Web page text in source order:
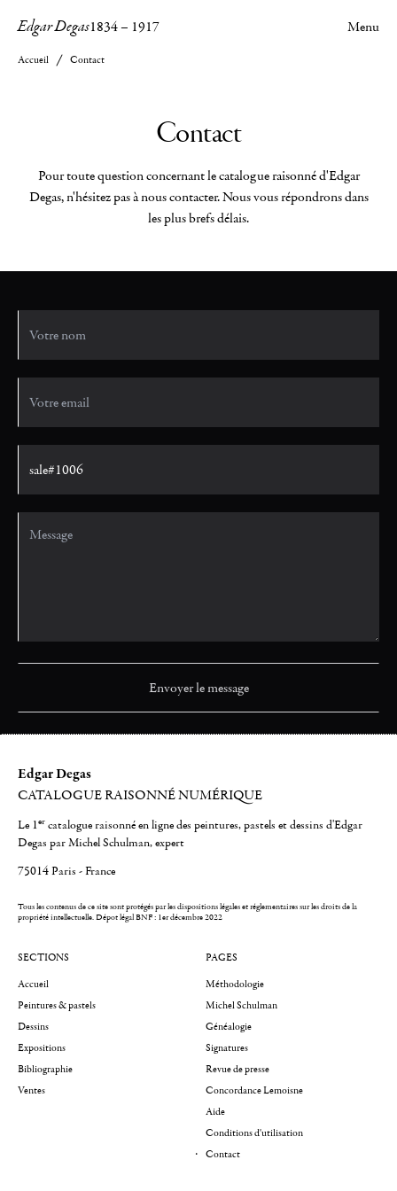
Edgar Degas1834– 1917 Menu
Accueil Contact
Contact
Pour toute question concernant le catalogue raisonné d'Edgar
Degas, n'hésitez pas à nous contacter. Nous vous répondrons dans
les plus brefs délais.
Edgar Degas
CATALOGUE RAISONNÉ NUMÉRIQUE
Le 1er catalogue raisonné en ligne des peintures, pastels et dessins d'Edgar
Degas par Michel Schulman, expert
75014 Paris - France
Tous les contenus de ce site sont protégés par les dispositions légales et réglementaires sur les droits de la
propriété intellectuelle.Dépot légal BNF : 1er décembre 2022
SECTIONS
Accueil
Peintures & pastels
Dessins
Expositions
Bibliographie
Ventes
PAGES
Méthodologie
Michel Schulman
Généalogie
Signatures
Revue de presse
Concordance Lemoisne
Aide
Conditions d'utilisation
Contact